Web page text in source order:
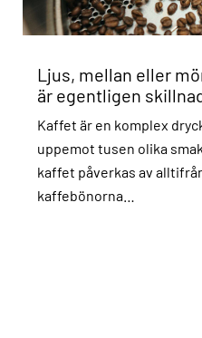
Ljus, mellan eller
är egentligen
Kaffet är en komplex
uppemot tusen olika
kaffet påverkas av
kaffebönorna…